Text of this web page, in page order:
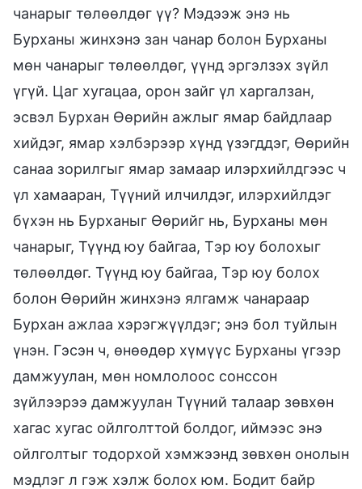
чанарыг төлөөлдөг үү? Мэдээж энэ нь
Бурханы жинхэнэ зан чанар болон Бурханы
мөн чанарыг төлөөлдөг, үүнд эргэлзэх зүйл
үгүй. Цаг хугацаа, орон зайг үл харгалзан,
эсвэл Бурхан Өөрийн ажлыг ямар байдлаар
хийдэг, ямар хэлбэрээр хүнд үзэгддэг, Өөрийн
санаа зорилгыг ямар замаар илэрхийлдгээс ч
үл хамааран, Түүний илчилдэг, илэрхийлдэг
бүхэн нь Бурханыг Өөрийг нь, Бурханы мөн
чанарыг, Түүнд юу байгаа, Тэр юу болохыг
төлөөлдөг. Түүнд юу байгаа, Тэр юу болох
болон Өөрийн жинхэнэ ялгамж чанараар
Бурхан ажлаа хэрэгжүүлдэг; энэ бол туйлын
үнэн. Гэсэн ч, өнөөдөр хүмүүс Бурханы үгээр
дамжуулан, мөн номлолоос сонссон
зүйлээрээ дамжуулан Түүний талаар зөвхөн
хагас хугас ойлголттой болдог, иймээс энэ
ойлголтыг тодорхой хэмжээнд зөвхөн онолын
мэдлэг л гэж хэлж болох юм. Бодит байр